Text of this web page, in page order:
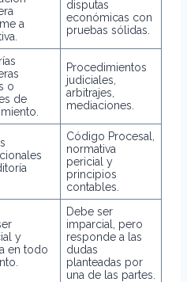
a
disputas
económicas con
pruebas sólidas.
o
de
Procedimientos
judiciales,
arbitrajes,
mediaciones.
Código Procesal,
normativa
pericial y
principios
contables.
y
en todo
Debe ser
imparcial, pero
responde a las
dudas
planteadas por
una de las partes.